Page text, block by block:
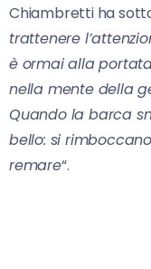
Chiambretti ha
trattenere
è ormai alla
nella mente della
Quando la barca
bello: si
remare“.